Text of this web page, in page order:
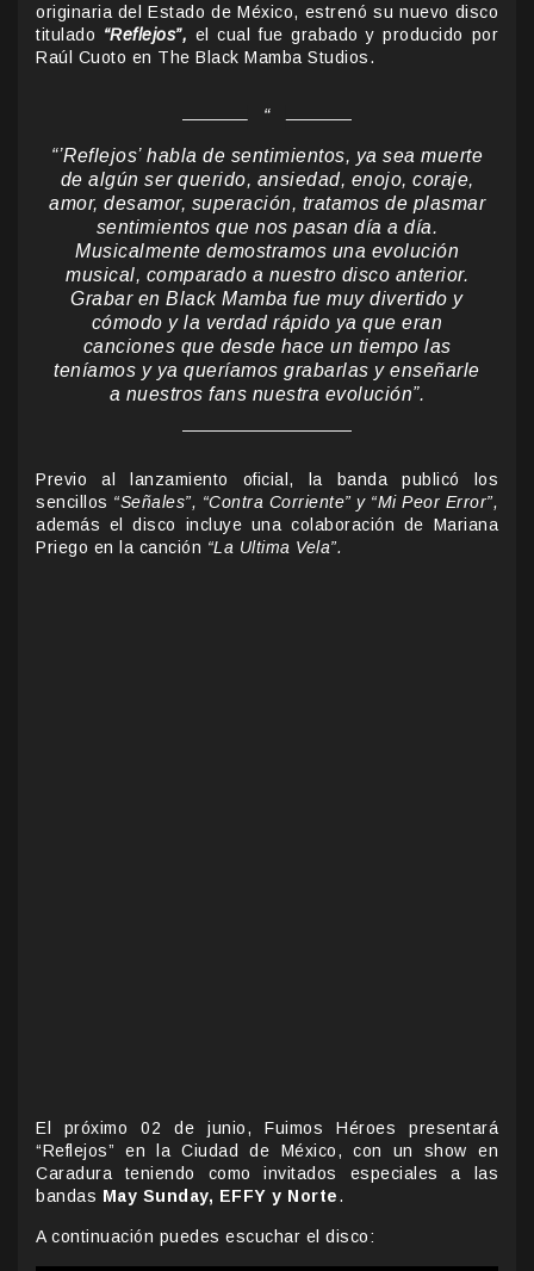
originaria del Estado de México, estrenó su nuevo disco
titulado “Reflejos”, el cual fue grabado y producido por
Raúl Cuoto en The Black Mamba Studios.
“’Reflejos’ habla de sentimientos, ya sea muerte
de algún ser querido, ansiedad, enojo, coraje,
amor, desamor, superación, tratamos de plasmar
sentimientos que nos pasan día a día.
Musicalmente demostramos una evolución
musical, comparado a nuestro disco anterior.
Grabar en Black Mamba fue muy divertido y
cómodo y la verdad rápido ya que eran
canciones que desde hace un tiempo las
teníamos y ya queríamos grabarlas y enseñarle
a nuestros fans nuestra evolución”.
Previo al lanzamiento oficial, la banda publicó los
sencillos “Señales”, “Contra Corriente” y “Mi Peor Error”,
además el disco incluye una colaboración de Mariana
Priego en la canción “La Ultima Vela”.
El próximo 02 de junio, Fuimos Héroes presentará
“Reflejos” en la Ciudad de México, con un show en
Caradura teniendo como invitados especiales a las
bandas May Sunday, EFFY y Norte.
A continuación puedes escuchar el disco: